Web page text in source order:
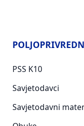
PSS K10
Savjetodavci
Savjetodavni